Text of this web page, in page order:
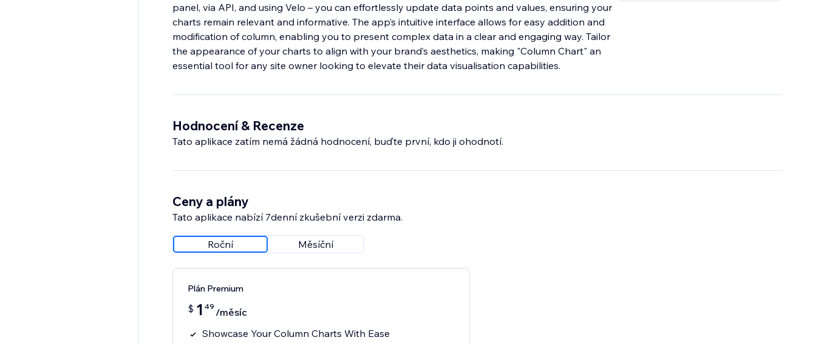
panel, via API, and using Velo – you can effortlessly update data points and values, ensuring your
charts remain relevant and informative. The app’s intuitive interface allows for easy addition and
modification of column, enabling you to present complex data in a clear and engaging way. Tailor
the appearance of your charts to align with your brand’s aesthetics, making "Column Chart" an
essential tool for any site owner looking to elevate their data visualisation capabilities.
Hodnocení & Recenze
Tato aplikace zatím nemá žádná hodnocení, buďte první, kdo ji ohodnotí.
Ceny a plány
Tato aplikace nabízí 7denní zkušební verzi zdarma.
Roční Měsíční
Plán Premium
$ 1 49 /měsíc
Showcase Your Column Charts With Ease